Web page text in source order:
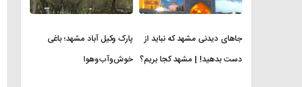
جاهای دیدنی مشهد که نباید از
دست بدهید! | مشهد کجا بریم؟
پارک وکیل آباد مشهد؛ باغی
خوش‌وآب‌وهوا